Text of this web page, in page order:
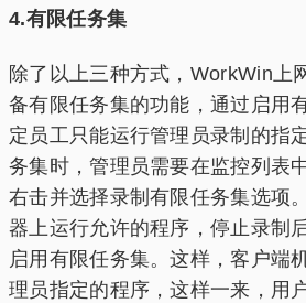
4.有限任务集
除了以上三种方式，WorkWin上
备有限任务集的功能，通过启用
定员工只能运行管理员录制的指
务集时，管理员需要在监控列表
右击并选择录制有限任务集选项
器上运行允许的程序，停止录制
启用有限任务集。这样，客户端
理员指定的程序，这样一来，用